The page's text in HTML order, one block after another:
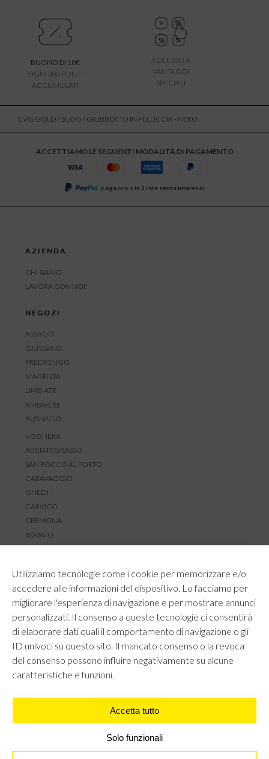
Utilizziamo tecnologie come i cookie per memorizzare e/o
accedere alle informazioni del dispositivo. Lo facciamo per
migliorare l'esperienza di navigazione e per mostrare annunci
personalizzati. Il consenso a queste tecnologie ci consentirà
di elaborare dati quali il comportamento di navigazione o gli
ID univoci su questo sito. Il mancato consenso o la revoca
del consenso possono influire negativamente su alcune
caratteristiche e funzioni.
Accetta tutto
Solo funzionali
BUONO DI 10€
OGNI 300 PUNTI
ACCUMULATI
ACCESSO A
VANTAGGI
SPECIALI
CVG GOLD / BLOG / GIUBBOTTO IN PELLICCIA - NERO
ACCETTIAMO LE SEGUENTI MODALITÀ DI PAGAMENTO
paga ora o in 3 rate senza interessi
AZIENDA
CHI SIAMO
LAVORA CON NOI
NEGOZI
ASSAGO
GIUSSANO
PREDRENGO
MAGENTA
LIMBIATE
AMBIVERE
BUSNAGO
VOGHERA
ABBIATEGRASSO
SAN ROCCO AL PORTO
CARAVAGGIO
GHEDI
CARVICO
CREMONA
ROVATO
RESI E RIMBORSI
REGOLAMENTO LOYALTY
CONTATTACI
PRIVACY POLICY COOKIE POLICY
UNI GRUPPO S.R.L - Viale Angelo Filippetti 24, 20122 Milano.
All right reserved P.IVA 10405840967